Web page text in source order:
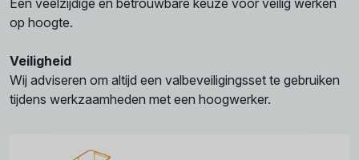
Een veelzijdige en betrouwbare keuze voor veilig werken
op hoogte.
Veiligheid
Wij adviseren om altijd een valbeveiligingsset te gebruiken
tijdens werkzaamheden met een hoogwerker.